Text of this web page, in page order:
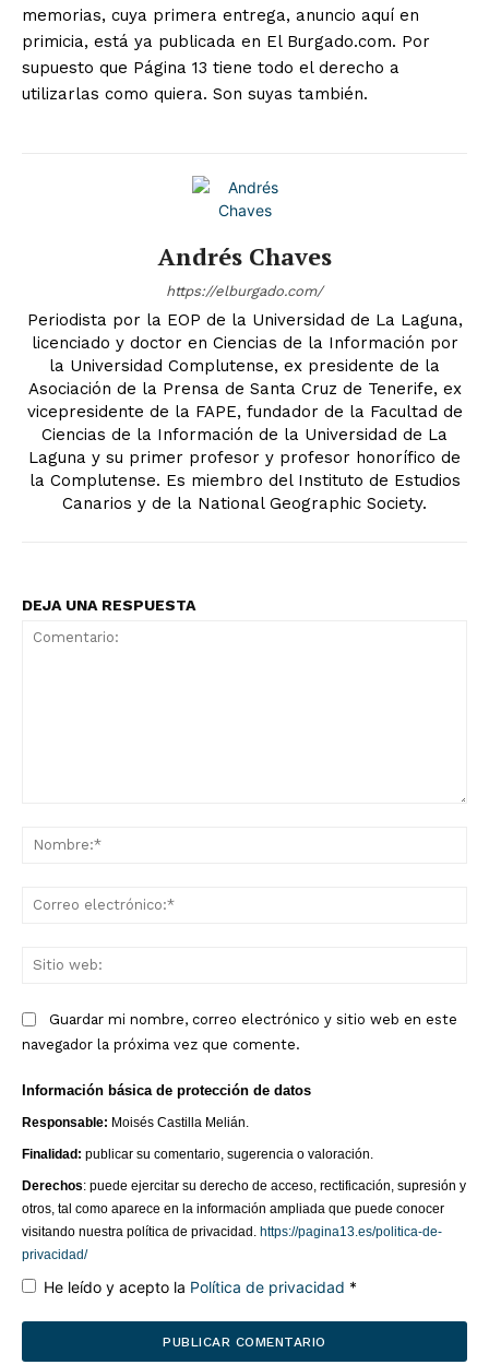
memorias, cuya primera entrega, anuncio aquí en
primicia, está ya publicada en El Burgado.com. Por
supuesto que Página 13 tiene todo el derecho a
utilizarlas como quiera. Son suyas también.
Andrés Chaves
https://elburgado.com/
Periodista por la EOP de la Universidad de La Laguna,
licenciado y doctor en Ciencias de la Información por
la Universidad Complutense, ex presidente de la
Asociación de la Prensa de Santa Cruz de Tenerife, ex
vicepresidente de la FAPE, fundador de la Facultad de
Ciencias de la Información de la Universidad de La
Laguna y su primer profesor y profesor honorífico de
la Complutense. Es miembro del Instituto de Estudios
Canarios y de la National Geographic Society.
DEJA UNA RESPUESTA
Guardar mi nombre, correo electrónico y sitio web en este
navegador la próxima vez que comente.
Información básica de protección de datos
Responsable: Moisés Castilla Melián.
Finalidad: publicar su comentario, sugerencia o valoración.
Derechos: puede ejercitar su derecho de acceso, rectificación, supresión y
otros, tal como aparece en la información ampliada que puede conocer
visitando nuestra política de privacidad. https://pagina13.es/politica-de-
privacidad/
He leído y acepto la Política de privacidad *